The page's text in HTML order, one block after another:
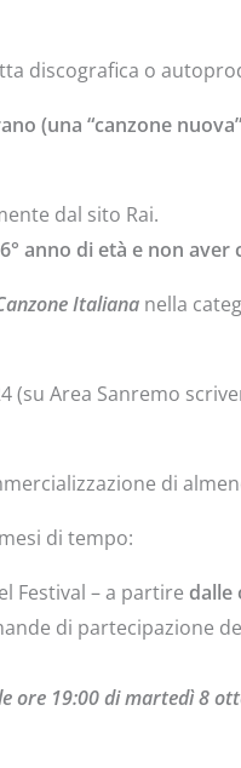
discografica o
(una “canzone nuova”
dal sito Rai.
anno di età e non aver
Italiana nella
(su Area Sanremo
di
di tempo:
Festival – a partire dalle
di partecipazione
ore 19:00 di martedì 8